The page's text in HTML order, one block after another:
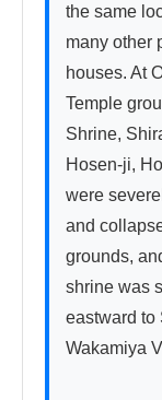
the same
many other
houses. At
Temple
Shrine,
Hosen-ji,
were
and
grounds,
shrine was
eastward to
Wakamiya